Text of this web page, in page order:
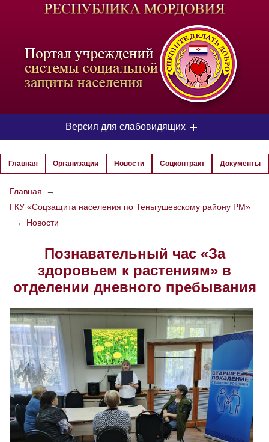
-
Версия для слабовидящих
ЦВЕТОВАЯ СХЕМА
РАЗМЕР ТЕКСТА
Скрыть Ч/б
Настройки по умолчанию
Главная Организации Новости Соцконтракт Документы
Главная
→
ГКУ «Соцзащита населения по Теньгушевскому району РМ»
→
Новости
Познавательный час «За
здоровьем к растениям» в
отделении дневного пребывания